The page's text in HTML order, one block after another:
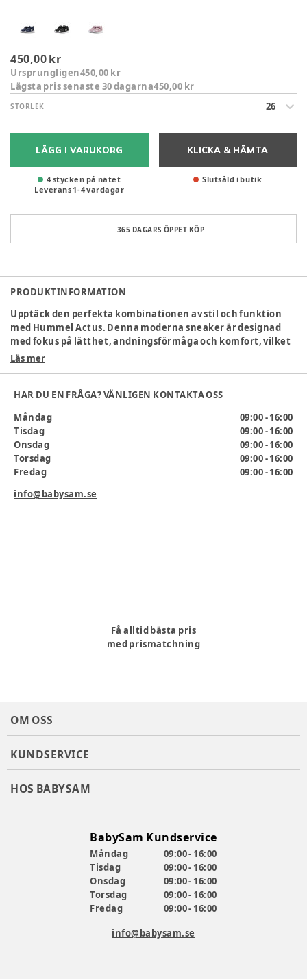
450,00 kr
Ursprungligen450,00 kr
Lägsta pris senaste 30 dagarna450,00 kr
STORLEK 26
LÄGG I VARUKORG
4 stycken på nätet
Leverans 1-4vardagar
KLICKA & HÄMTA
Slutsåld i butik
365 DAGARS ÖPPET KÖP
PRODUKTINFORMATION
Upptäck den perfekta kombinationen av stil och funktion
med Hummel Actus. Denna moderna sneaker är designad
med fokus på lätthet, andningsförmåga och komfort, vilket
gör den idealisk för både vardagsbruk och aktiv lek på
Invändigt mått:
Storlek 21: 12,6 cm
Storlek 22: 13 cm
Storlek 23: 13,8 cm
Storlek 24: 14,6 cm
Storlek 25: 15,4 cm
Storlek 26: 16,1 cm
Storlek 27: 16,7 cm
Passform:
Danmark, OnlinesupportDK@hummel.dk, www.hummel.dk
Kina
Läs mer
HAR DU EN FRÅGA? VÄNLIGEN KONTAKTA OSS
Måndag
09:00 - 16:00
Tisdag
09:00 - 16:00
Onsdag
09:00 - 16:00
Torsdag
09:00 - 16:00
Fredag
09:00 - 16:00
info@babysam.se
Få alltid bästa pris
med prismatchning
OM OSS
KUNDSERVICE
HOS BABYSAM
BabySam Kundservice
Måndag
09:00 - 16:00
Tisdag
09:00 - 16:00
Onsdag
09:00 - 16:00
Torsdag
09:00 - 16:00
Fredag
09:00 - 16:00
info@babysam.se